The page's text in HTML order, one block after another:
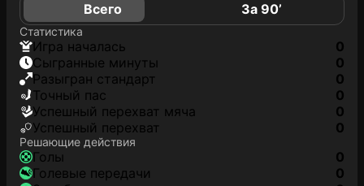
Всего За 90’
Статистика
игра началась
0
сыгранные минуты
0
разыгран стандарт
0
точный пас
0
успешный перехват мяча
0
успешный перехват
0
Решающие действия
голы
0
голевые передачи
0